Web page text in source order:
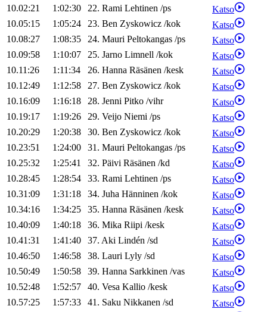
10.02:21
1:02:30 22. Rami Lehtinen /ps
Katso
10.05:15
1:05:24 23. Ben Zyskowicz /kok
Katso
10.08:27
1:08:35 24. Mauri Peltokangas /ps
Katso
10.09:58
1:10:07 25. Jarno Limnell /kok
Katso
10.11:26
1:11:34 26. Hanna Räsänen /kesk
Katso
10.12:49
1:12:58 27. Ben Zyskowicz /kok
Katso
10.16:09
1:16:18 28. Jenni Pitko /vihr
Katso
10.19:17
1:19:26 29. Veijo Niemi /ps
Katso
10.20:29
1:20:38 30. Ben Zyskowicz /kok
Katso
10.23:51
1:24:00 31. Mauri Peltokangas /ps
Katso
10.25:32
1:25:41 32. Päivi Räsänen /kd
Katso
10.28:45
1:28:54 33. Rami Lehtinen /ps
Katso
10.31:09
1:31:18 34. Juha Hänninen /kok
Katso
10.34:16
1:34:25 35. Hanna Räsänen /kesk
Katso
10.40:09
1:40:18 36. Mika Riipi /kesk
Katso
10.41:31
1:41:40 37. Aki Lindén /sd
Katso
10.46:50
1:46:58 38. Lauri Lyly /sd
Katso
10.50:49
1:50:58 39. Hanna Sarkkinen /vas
Katso
10.52:48
1:52:57 40. Vesa Kallio /kesk
Katso
10.57:25
1:57:33 41. Saku Nikkanen /sd
Katso